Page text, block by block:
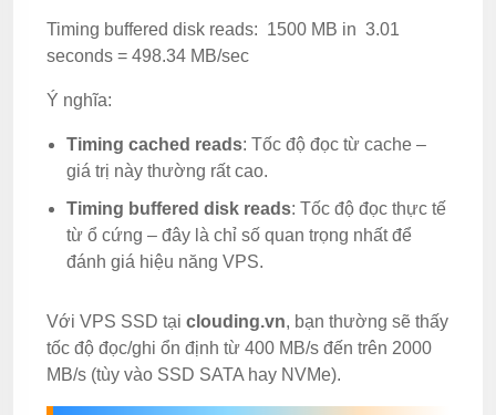
Timing buffered disk reads: 1500 MB in 3.01
seconds = 498.34 MB/sec
Ý nghĩa:
Timing cached reads: Tốc độ đọc từ cache –
giá trị này thường rất cao.
Timing buffered disk reads: Tốc độ đọc thực tế
từ ổ cứng – đây là chỉ số quan trọng nhất để
đánh giá hiệu năng VPS.
Với VPS SSD tại clouding.vn, bạn thường sẽ thấy
tốc độ đọc/ghi ổn định từ 400 MB/s đến trên 2000
MB/s (tùy vào SSD SATA hay NVMe).